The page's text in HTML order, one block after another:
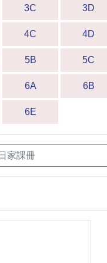
3C 3D
4C 4D
5B 5C
6A 6B
6E
家課冊